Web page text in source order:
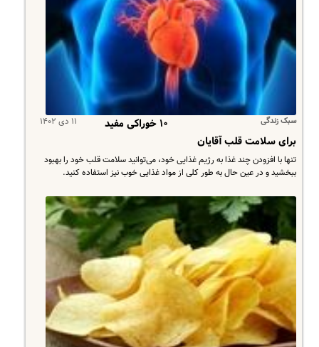
سبک زندگی ۱۱ دی ۱۴۰۲
۱۰ خوراکی مفید
برای سلامت قلب آقایان
تنها با افزودن چند غذا به رژیم غذایی خود، می‌توانید سلامت قلب خود را بهبود
ببخشید و در عین حال به طور کلی از مواد غذایی خوب نیز استفاده کنید.